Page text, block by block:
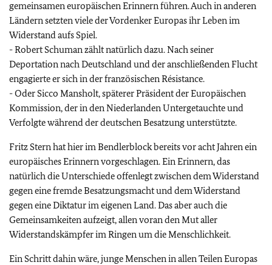
gemeinsamen europäischen Erinnern führen. Auch in anderen
Ländern setzten viele der Vordenker Europas ihr Leben im
Widerstand aufs Spiel.
- Robert Schuman zählt natürlich dazu. Nach seiner
Deportation nach Deutschland und der anschließenden Flucht
engagierte er sich in der französischenRésistance.
- Oder Sicco Mansholt, späterer Präsident der Europäischen
Kommission, der in den Niederlanden Untergetauchte und
Verfolgte während der deutschen Besatzung unterstützte.
Fritz Stern hat hier im Bendlerblock bereits vor acht Jahren ein
europäisches Erinnern vorgeschlagen. Ein Erinnern, das
natürlich die Unterschiede offenlegt zwischen dem Widerstand
gegen eine fremde Besatzungsmacht und dem Widerstand
gegen eine Diktatur im eigenen Land. Das aber auch die
Gemeinsamkeiten aufzeigt, allen voran den Mut aller
Widerstandskämpfer im Ringen um die Menschlichkeit.
Ein Schritt dahin wäre, junge Menschen in allen Teilen Europas